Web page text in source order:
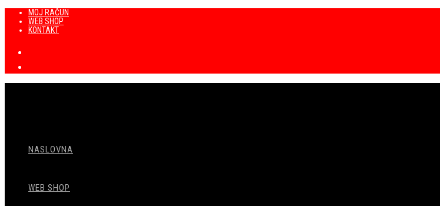
Preskoči
sadržaj
MOJ RAČUN
WEB SHOP
KONTAKT
NASLOVNA
WEB SHOP